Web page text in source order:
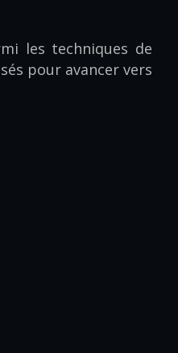
les techniques de
pour avancer vers